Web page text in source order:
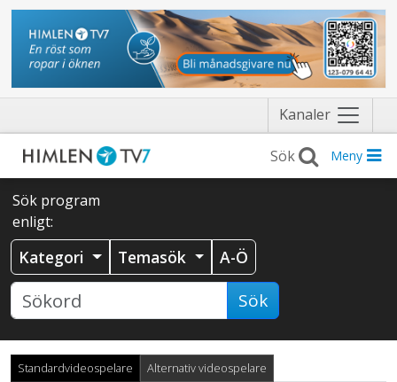
Kanaler Näytä
valikko
Meny
Sök program
enligt:
Kategori Temasök A-Ö
Sök
Standardvideospelare Alternativ videospelare